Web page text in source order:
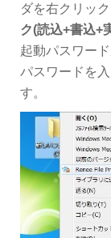
ダを右クリック
ク(読込+書込+
起動パスワー
パスワードを
す。